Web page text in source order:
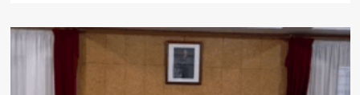
El
Orellana
jugará